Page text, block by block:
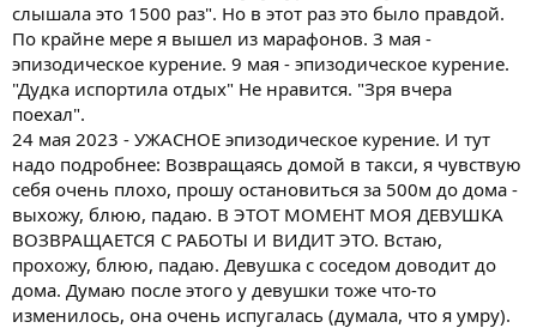
слышала это 1500 раз". Но в этот раз это было правдой.
По крайне мере я вышел из марафонов. 3 мая -
эпизодическое курение. 9 мая - эпизодическое курение.
"Дудка испортила отдых" Не нравится. "Зря вчера
поехал".
24 мая 2023 - УЖАСНОЕ эпизодическое курение. И тут
надо подробнее: Возвращаясь домой в такси, я чувствую
себя очень плохо, прошу остановиться за 500м до дома -
выхожу, блюю, падаю. В ЭТОТ МОМЕНТ МОЯ ДЕВУШКА
ВОЗВРАЩАЕТСЯ С РАБОТЫ И ВИДИТ ЭТО. Встаю,
прохожу, блюю, падаю. Девушка с соседом доводит до
дома. Думаю после этого у девушки тоже что-то
изменилось, она очень испугалась (думала, что я умру).